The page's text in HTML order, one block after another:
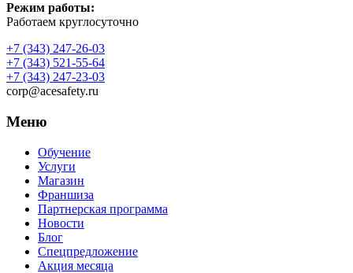
Режим работы:
Работаем круглосуточно
+7 (343) 247-26-03
+7 (343) 521-55-64
+7 (343) 247-23-03
corp@acesafety.ru
Меню
Обучение
Услуги
Магазин
Франшиза
Партнерская программа
Новости
Блог
Спецпредложение
Акция месяца